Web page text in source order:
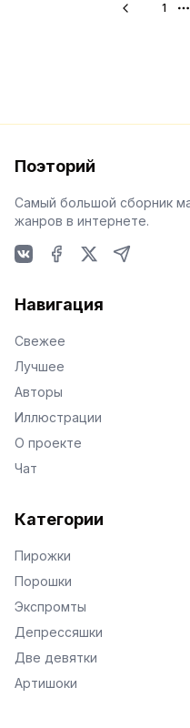
1
Поэторий
Самый большой сборник
жанров в интернете.
Навигация
Свежее
Лучшее
Авторы
Иллюстрации
О проекте
Чат
Категории
Пирожки
Порошки
Экспромты
Депрессяшки
Две девятки
Артишоки